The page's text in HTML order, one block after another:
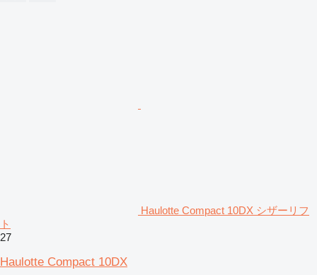
Haulotte Compact 10DX シザーリフ
ト
27
Haulotte Compact 10DX